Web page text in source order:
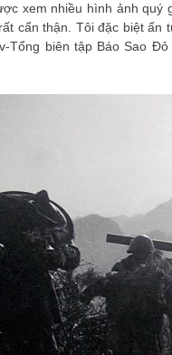
xem nhiều hình ảnh quý
cẩn thận. Tôi đặc biệt ấn
Tổng biên tập Báo Sao